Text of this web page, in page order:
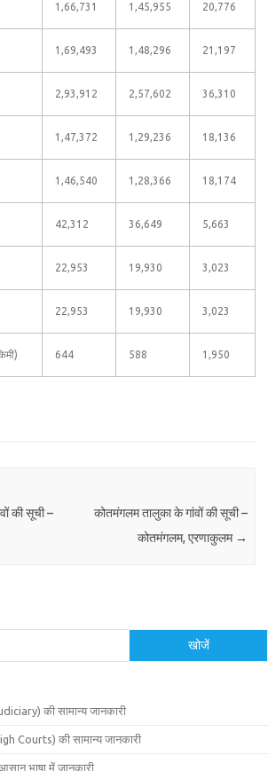
1,66,731 1,45,955 20,776
1,69,493 1,48,296 21,197
2,93,912 2,57,602 36,310
1,47,372 1,29,236 18,136
1,46,540 1,28,366 18,174
42,312 36,649 5,663
22,953 19,930 3,023
22,953 19,930 3,023
644 588 1,950
की सूची –
कोतमंगलम तालुका के गांवों की सूची –
कोतमंगलम, एरणाकुलम →
खोजें
की सामान्य जानकारी
Courts) की सामान्य जानकारी
भाषा में जानकारी